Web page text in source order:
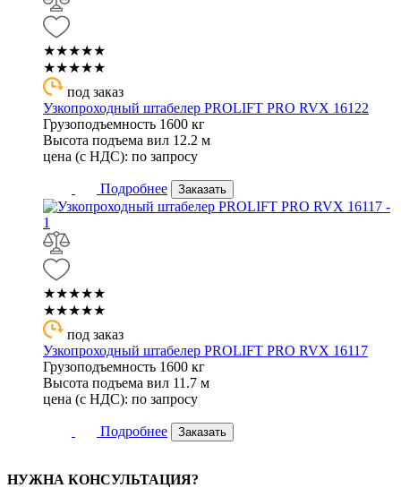
★★★★★
★★★★★
под заказ
Узкопроходный штабелер PROLIFT PRO RVX 16122
Грузоподъемность 1600 кг
Высота подъема вил 12.2 м
цена (с НДС): по запросу
Подробнее Заказать
★★★★★
★★★★★
под заказ
Узкопроходный штабелер PROLIFT PRO RVX 16117
Грузоподъемность 1600 кг
Высота подъема вил 11.7 м
цена (с НДС): по запросу
Подробнее Заказать
НУЖНА КОНСУЛЬТАЦИЯ?